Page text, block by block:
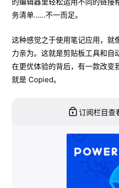
的编辑器里轻松运用不同的链接
务清单……不一而足。
这种感觉之于使用笔记应用，就
力亲为。这就是剪贴板工具和自
在更优体验的背后，有一款改变
就是 Copied。
订阅栏目查